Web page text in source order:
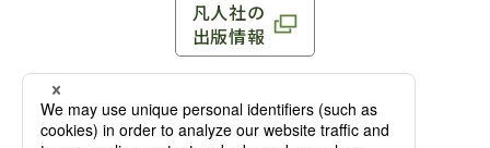
凡人社の
出版情報
〒102-0093 東京都千代田区平河町 1-3-13 8F
TEL：03-3263-3959／FAX：03-3263-3116